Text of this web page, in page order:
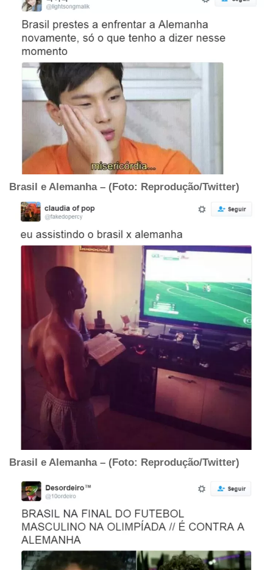
Brasil e Alemanha – (Foto: Reprodução/Twitter)
Brasil e Alemanha – (Foto: Reprodução/Twitter)